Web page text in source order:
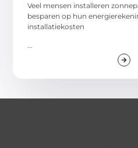
Veel mensen installeren
besparen op hun
installatiekosten
...